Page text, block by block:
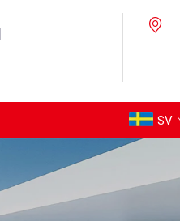
SV